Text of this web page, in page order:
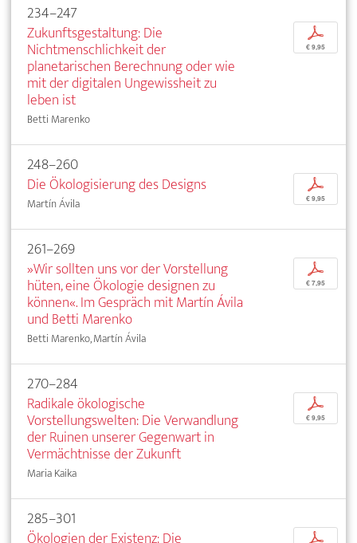
234–247
Zukunftsgestaltung: Die
Nichtmenschlichkeit der
planetarischen Berechnung oder wie
mit der digitalen Ungewissheit zu
leben ist
Betti Marenko
p
€ 9,95
248–260
Die Ökologisierung des Designs
Martín Ávila
p
€ 9,95
261–269
»Wir sollten uns vor der Vorstellung
hüten, eine Ökologie designen zu
können«. Im Gespräch mit Martín Ávila
und Betti Marenko
Betti Marenko, Martín Ávila
p
€ 7,95
270–284
Radikale ökologische
Vorstellungswelten: Die Verwandlung
der Ruinen unserer Gegenwart in
Vermächtnisse der Zukunft
Maria Kaika
p
€ 9,95
285–301
p